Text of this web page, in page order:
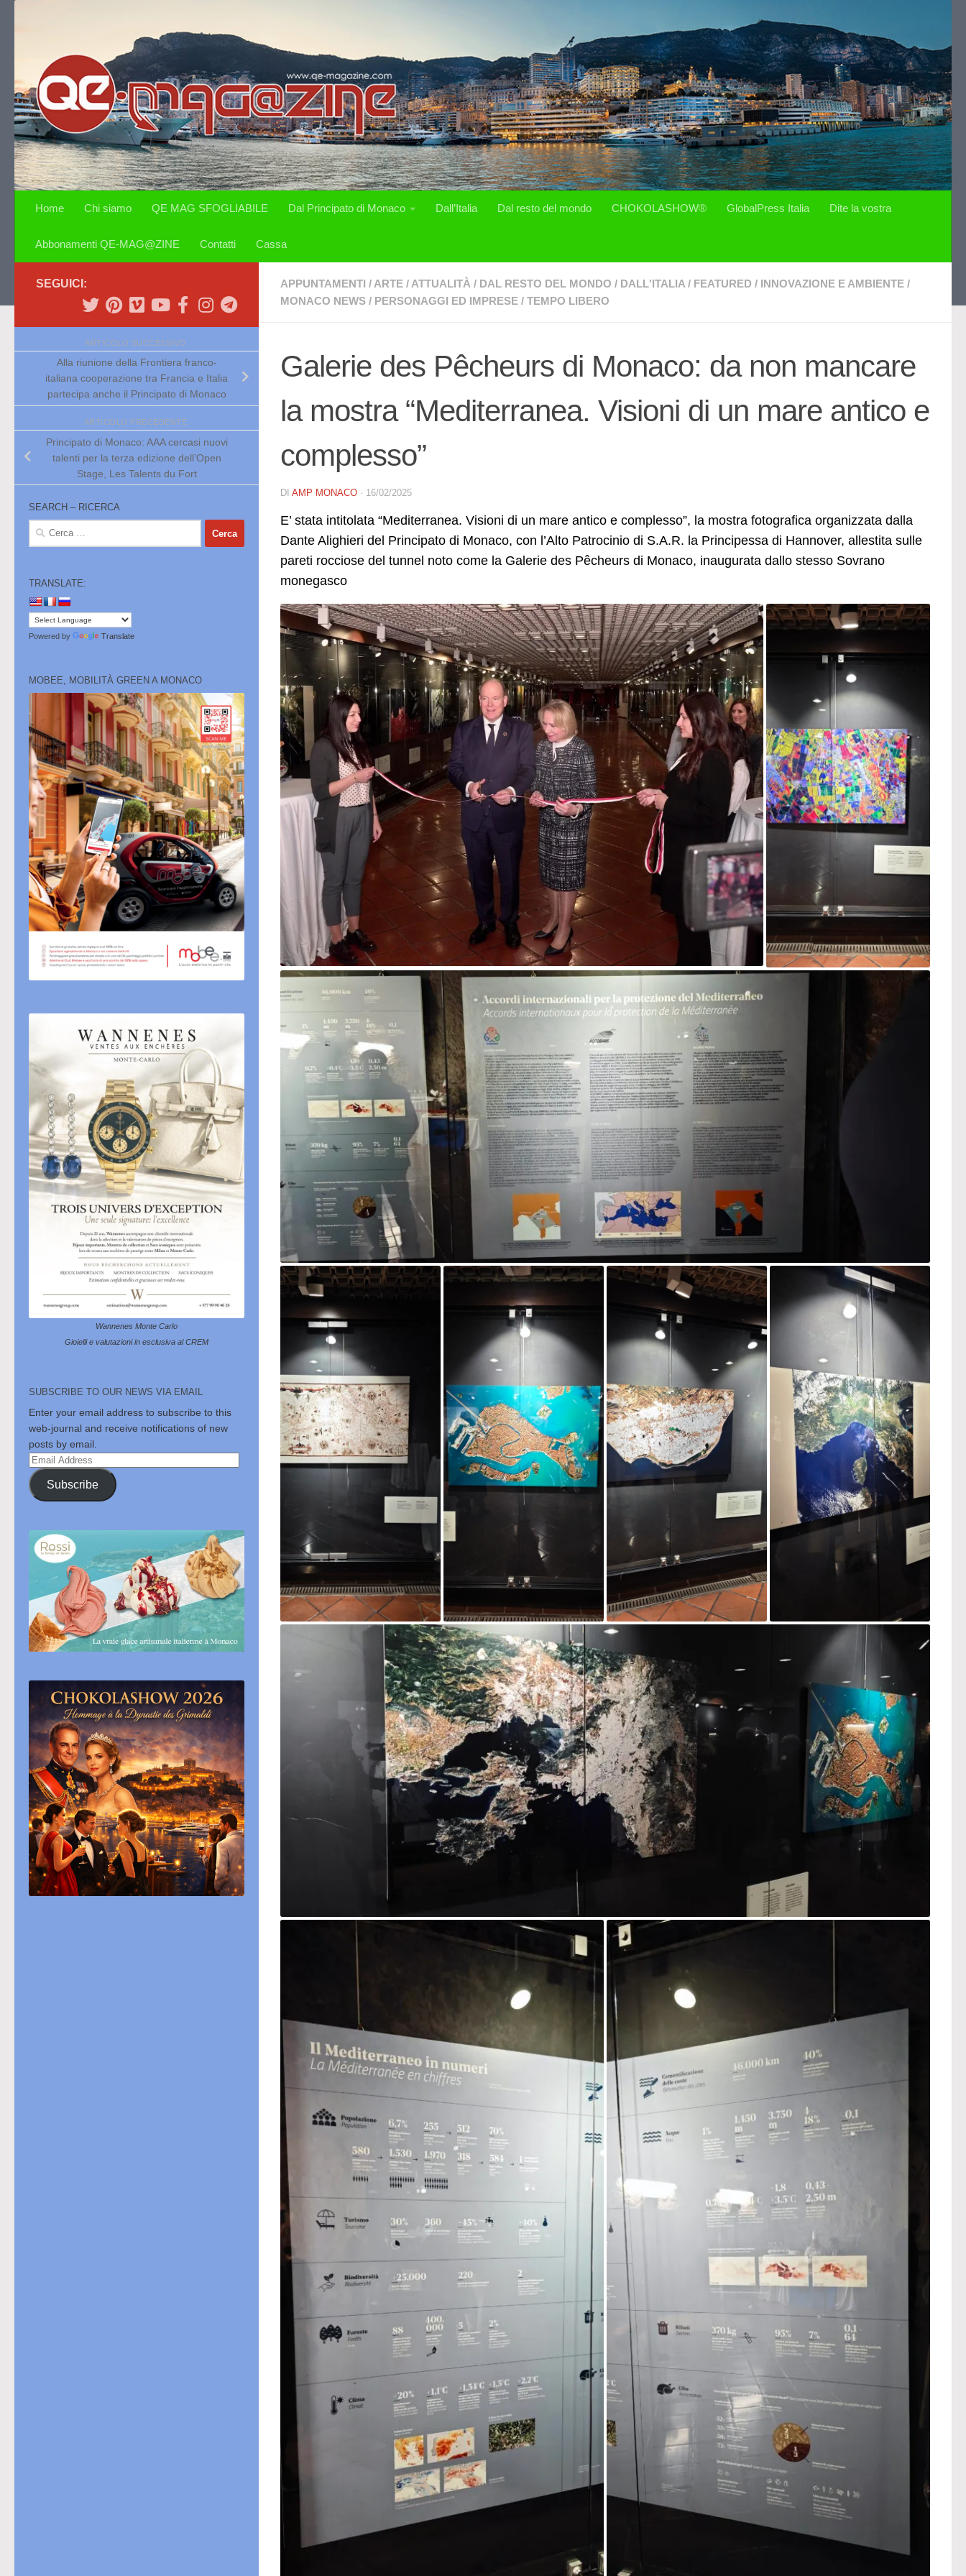
Home Chi siamo QE MAG SFOGLIABILE Dal Principato di Monaco Dall’Italia Dal resto del mondo CHOKOLASHOW® GlobalPress Italia Dite la vostra
Abbonamenti QE-MAG@ZINE Contatti Cassa
APPUNTAMENTI / ARTE / ATTUALITÀ / DAL RESTO DEL MONDO / DALL'ITALIA / FEATURED / INNOVAZIONE E AMBIENTE /
MONACO NEWS / PERSONAGGI ED IMPRESE / TEMPO LIBERO
Galerie des Pêcheurs di Monaco: da non mancare
la mostra “Mediterranea. Visioni di un mare antico e
complesso”
DI AMP MONACO · 16/02/2025
E’ stata intitolata “Mediterranea. Visioni di un mare antico e complesso”, la mostra fotografica organizzata dalla
Dante Alighieri del Principato di Monaco, con l’Alto Patrocinio di S.A.R. la Principessa di Hannover, allestita sulle
pareti rocciose del tunnel noto come la Galerie des Pêcheurs di Monaco, inaugurata dallo stesso Sovrano
monegasco
SEGUICI:
ARTICOLO SUCCESSIVO
Alla riunione della Frontiera franco-
italiana cooperazione tra Francia e Italia
partecipa anche il Principato di Monaco
ARTICOLO PRECEDENTE
Principato di Monaco: AAA cercasi nuovi
talenti per la terza edizione dell’Open
Stage, Les Talents du Fort
SEARCH – RICERCA
Ricerca
TRANSLATE:
Powered by Translate
MOBEE, MOBILITÀ GREEN A MONACO
Wannenes Monte Carlo
Gioielli e valutazioni in esclusiva al CREM
SUBSCRIBE TO OUR NEWS VIA EMAIL
Enter your email address to subscribe to this
web-journal and receive notifications of new
posts by email.
Email
Address
Subscribe